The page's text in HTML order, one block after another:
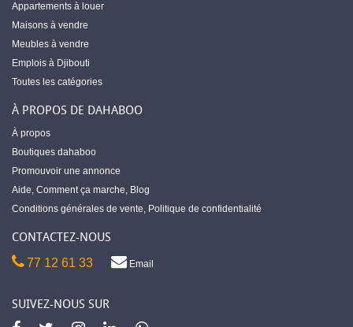
Appartements à louer
Maisons à vendre
Meubles à vendre
Emplois à Djibouti
Toutes les catégories
À PROPOS DE DAHABOO
À propos
Boutiques dahaboo
Promouvoir une annonce
Aide, Comment ça marche, Blog
Conditions générales de vente, Politique de confidentialité
CONTACTEZ-NOUS
77 12 61 33 Email
SUIVEZ-NOUS SUR